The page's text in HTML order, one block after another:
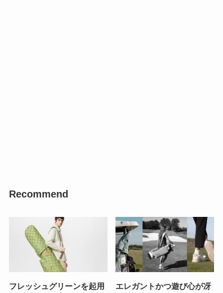
Recommend
フレッシュグリーンを起用
エレガントかつ遊び心が冴